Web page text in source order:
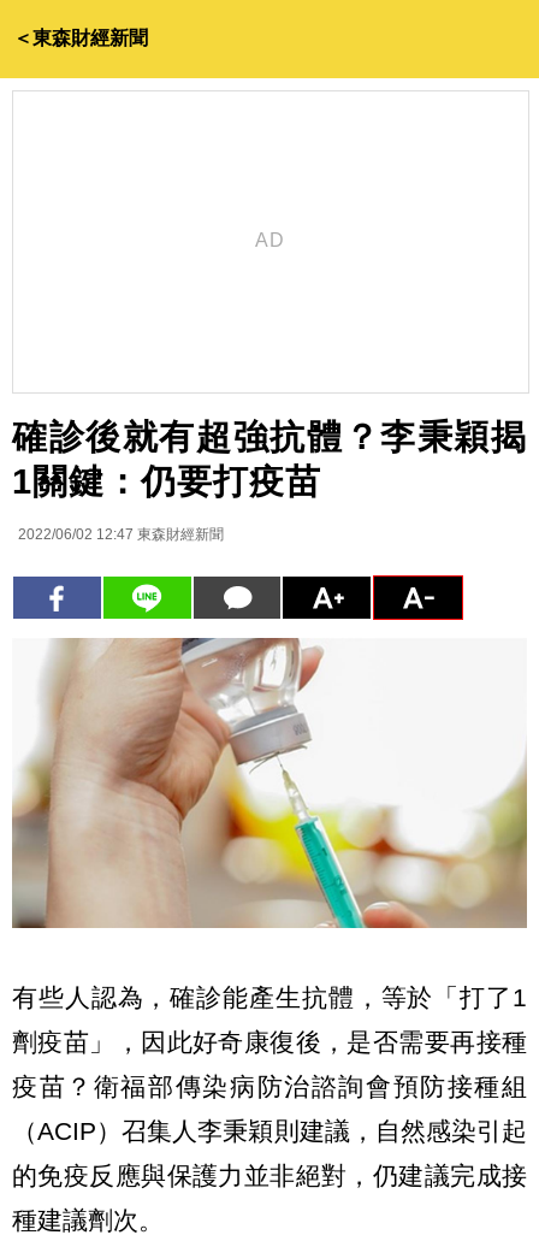
＜東森財經新聞
確診後就有超強抗體？李秉穎揭
1關鍵：仍要打疫苗
2022/06/02 12:47 東森財經新聞
有些人認為，確診能產生抗體，等於「打了1
劑疫苗」，因此好奇康復後，是否需要再接種
疫苗？衛福部傳染病防治諮詢會預防接種組
（ACIP）召集人李秉穎則建議，自然感染引起
的免疫反應與保護力並非絕對，仍建議完成接
種建議劑次。